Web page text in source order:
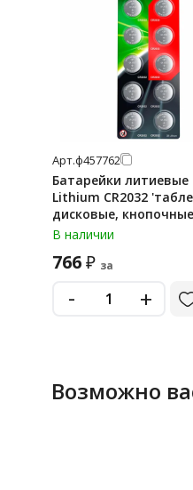
Арт.ф457762
Батарейки литиевые
Lithium CR2032
дисковые,
КОМПЛЕКТ 10 шт.
В наличии
766₽ за
- +
Возможно